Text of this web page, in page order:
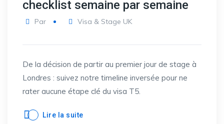
checklist semaine par semaine
Par Visa & Stage UK
De la décision de partir au premier jour de stage à
Londres : suivez notre timeline inversée pour ne
rater aucune étape clé du visa T5.
Lire la suite